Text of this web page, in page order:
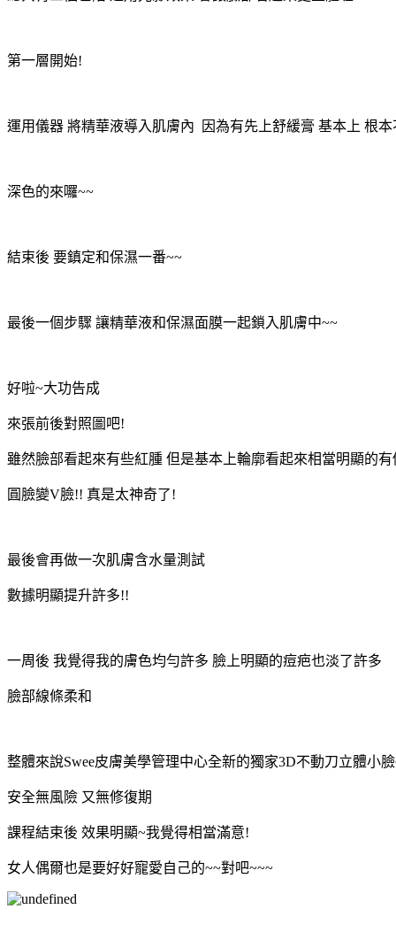
第一層開始!
運用儀器 將精華液導入肌膚內 因為有先上舒緩膏 基本上 根本
深色的來囉~~
結束後 要鎮定和保濕一番~~
最後一個步驟 讓精華液和保濕面膜一起鎖入肌膚中~~
好啦~大功告成
來張前後對照圖吧!
雖然臉部看起來有些紅腫 但是基本上輪廓看起來相當明顯的
圓臉變V臉!! 真是太神奇了!
最後會再做一次肌膚含水量測試
數據明顯提升許多!!
一周後 我覺得我的膚色均勻許多 臉上明顯的痘疤也淡了許多
臉部線條柔和
整體來說Swee皮膚美學管理中心全新的獨家3D不動刀立體小
安全無風險 又無修復期
課程結束後 效果明顯~我覺得相當滿意!
女人偶爾也是要好好寵愛自己的~~對吧~~~